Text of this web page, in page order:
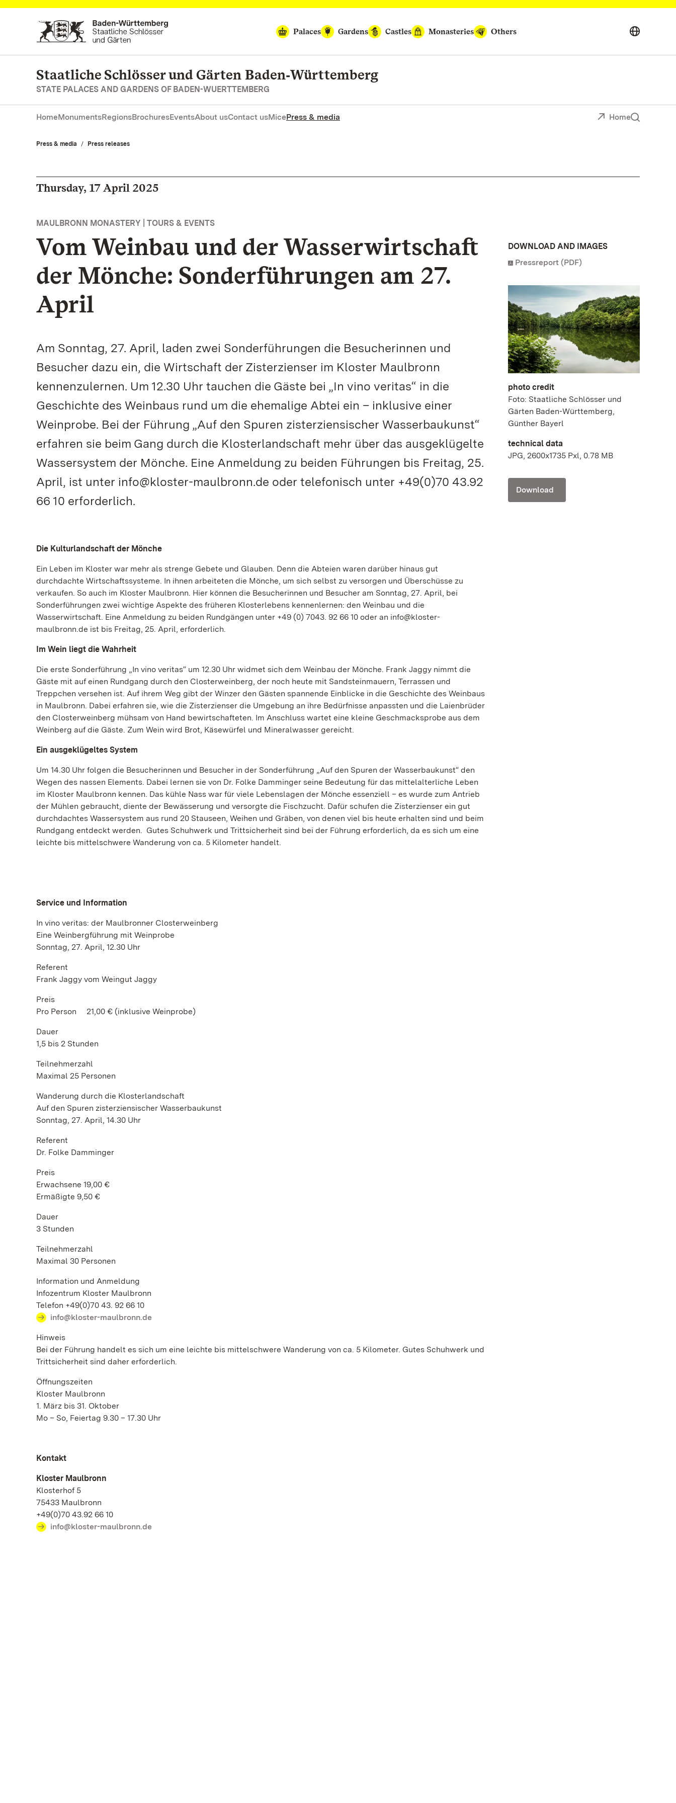
Navigate to main page
Palaces
Gardens Castles Monasteries Others
Staatliche Schlösser und Gärten Baden‑Württemberg
STATE PALACES AND GARDENS OF BADEN-WUERTTEMBERG
HomeMonumentsRegionsBrochuresEventsAbout usContact usMicePress & media Home
Press & media Press releases
Thursday, 17 April 2025
MAULBRONN MONASTERY | TOURS & EVENTS
Vom Weinbau und der Wasserwirtschaft
der Mönche: Sonderführungen am 27.
April
Am Sonntag, 27. April, laden zwei Sonderführungen die Besucherinnen und
Besucher dazu ein, die Wirtschaft der Zisterzienser im Kloster Maulbronn
kennenzulernen. Um 12.30 Uhr tauchen die Gäste bei „In vino veritas“ in die
Geschichte des Weinbaus rund um die ehemalige Abtei ein – inklusive einer
Weinprobe. Bei der Führung „Auf den Spuren zisterziensischer Wasserbaukunst“
erfahren sie beim Gang durch die Klosterlandschaft mehr über das ausgeklügelte
Wassersystem der Mönche. Eine Anmeldung zu beiden Führungen bis Freitag, 25.
April, ist unter info@kloster-maulbronn.de oder telefonisch unter +49(0)70 43.92
66 10 erforderlich.
Die Kulturlandschaft der Mönche
Ein Leben im Kloster war mehr als strenge Gebete und Glauben. Denn die Abteien waren darüber hinaus gut
durchdachte Wirtschaftssysteme. In ihnen arbeiteten die Mönche, um sich selbst zu versorgen und Überschüsse zu
verkaufen. So auch im Kloster Maulbronn. Hier können die Besucherinnen und Besucher am Sonntag, 27. April, bei
Sonderführungen zwei wichtige Aspekte des früheren Klosterlebens kennenlernen: den Weinbau und die
Wasserwirtschaft. Eine Anmeldung zu beiden Rundgängen unter +49 (0) 7043. 92 66 10 oder an info@kloster-
maulbronn.de ist bis Freitag, 25. April, erforderlich.
Im Wein liegt die Wahrheit
Die erste Sonderführung „In vino veritas“ um 12.30 Uhr widmet sich dem Weinbau der Mönche. Frank Jaggy nimmt die
Gäste mit auf einen Rundgang durch den Closterweinberg, der noch heute mit Sandsteinmauern, Terrassen und
Treppchen versehen ist. Auf ihrem Weg gibt der Winzer den Gästen spannende Einblicke in die Geschichte des Weinbaus
in Maulbronn. Dabei erfahren sie, wie die Zisterzienser die Umgebung an ihre Bedürfnisse anpassten und die Laienbrüder
den Closterweinberg mühsam von Hand bewirtschafteten. Im Anschluss wartet eine kleine Geschmacksprobe aus dem
Weinberg auf die Gäste. Zum Wein wird Brot, Käsewürfel und Mineralwasser gereicht.
Ein ausgeklügeltes System
Um 14.30 Uhr folgen die Besucherinnen und Besucher in der Sonderführung „Auf den Spuren der Wasserbaukunst“ den
Wegen des nassen Elements. Dabei lernen sie von Dr. Folke Damminger seine Bedeutung für das mittelalterliche Leben
im Kloster Maulbronn kennen. Das kühle Nass war für viele Lebenslagen der Mönche essenziell – es wurde zum Antrieb
der Mühlen gebraucht, diente der Bewässerung und versorgte die Fischzucht. Dafür schufen die Zisterzienser ein gut
durchdachtes Wassersystem aus rund 20 Stauseen, Weihen und Gräben, von denen viel bis heute erhalten sind und beim
Rundgang entdeckt werden. Gutes Schuhwerk und Trittsicherheit sind bei der Führung erforderlich, da es sich um eine
leichte bis mittelschwere Wanderung von ca. 5 Kilometer handelt.
Service und Information
In vino veritas: der Maulbronner Closterweinberg
Eine Weinbergführung mit Weinprobe
Sonntag, 27. April, 12.30 Uhr
Referent
Frank Jaggy vom Weingut Jaggy
Preis
Pro Person 21,00 € (inklusive Weinprobe)
Dauer
1,5 bis 2 Stunden
Teilnehmerzahl
Maximal 25 Personen
Wanderung durch die Klosterlandschaft
Auf den Spuren zisterziensischer Wasserbaukunst
Sonntag, 27. April, 14.30 Uhr
Referent
Dr. Folke Damminger
Preis
Erwachsene 19,00 €
Ermäßigte 9,50 €
Dauer
3 Stunden
Teilnehmerzahl
Maximal 30 Personen
Information und Anmeldung
Infozentrum Kloster Maulbronn
Telefon +49(0)70 43. 92 66 10
info@kloster-maulbronn.de
Hinweis
Bei der Führung handelt es sich um eine leichte bis mittelschwere Wanderung von ca. 5 Kilometer. Gutes Schuhwerk und
Trittsicherheit sind daher erforderlich.
Öffnungszeiten
Kloster Maulbronn
1. März bis 31. Oktober
Mo – So, Feiertag 9.30 – 17.30 Uhr
Kontakt
Kloster Maulbronn
Klosterhof 5
75433 Maulbronn
+49(0)70 43.92 66 10
info@kloster-maulbronn.de
DOWNLOAD AND IMAGES
Pressreport (PDF)
photo credit
Foto: Staatliche Schlösser und
Gärten Baden-Württemberg,
Günther Bayerl
technical data
JPG, 2600x1735 Pxl, 0.78 MB
Download